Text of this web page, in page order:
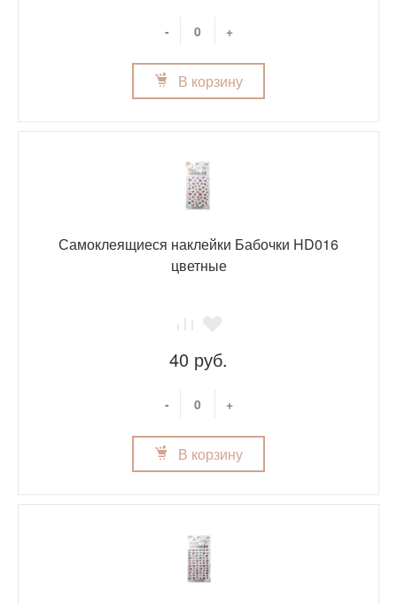
- +
В корзину
Самоклеящиеся наклейки Бабочки HD016
цветные
40 руб.
- +
В корзину